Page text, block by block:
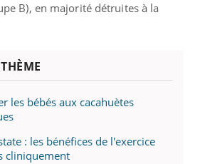
B), en majorité détruites à la
les bébés aux cacahuètes
: les bénéfices de l'exercice
cliniquement